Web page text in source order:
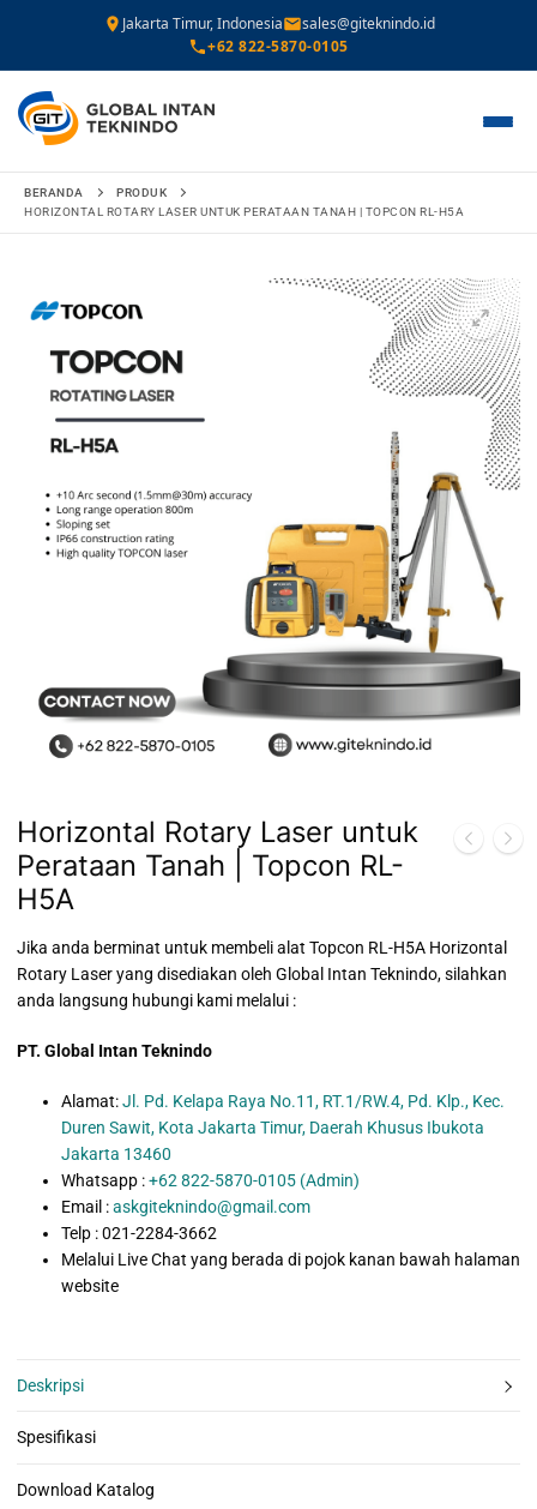
Jakarta Timur, Indonesia
sales@giteknindo.id
+62 822-5870-0105
Lompat
BERANDA
PRODUK
HORIZONTAL ROTARY LASER UNTUK PERATAAN TANAH | TOPCON RL-H5A
🔍
Horizontal Rotary Laser untuk
Perataan Tanah | Topcon RL-
H5A
Jika anda berminat untuk membeli alat Topcon RL-H5A Horizontal
Rotary Laser yang disediakan oleh Global Intan Teknindo, silahkan
anda langsung hubungi kami melalui :
PT. Global Intan Teknindo
Alamat:Jl. Pd. Kelapa Raya No.11, RT.1/RW.4, Pd. Klp., Kec.
Duren Sawit, Kota Jakarta Timur, Daerah Khusus Ibukota
Jakarta 13460
Whatsapp :+62 822-5870-0105 (Admin)
Email :askgiteknindo@gmail.com
Telp : 021-2284-3662
Melalui Live Chat yang berada di pojok kanan bawah halaman
website
Deskripsi
Spesifikasi
Download Katalog